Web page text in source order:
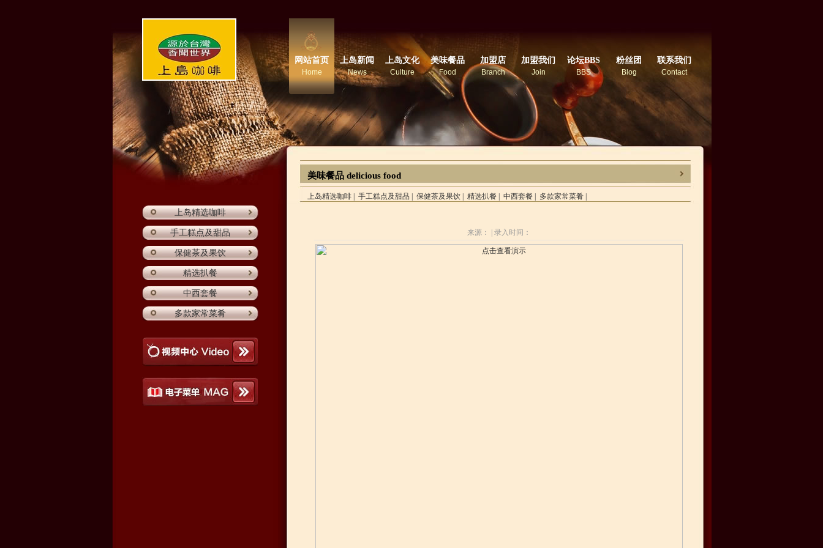
网站首页
Home
上岛新闻
News
上岛文化
Culture
美味餐品
Food
加盟店
Branch
加盟我们
Join
论坛BBS
BBS
粉丝团
Blog
联系我们
Contact
美味餐品 delicious food
上岛精选咖啡 手工糕点及甜品 保健茶及果饮 精选扒餐 中西套餐 多款家常菜肴
上岛精选咖啡
手工糕点及甜品
保健茶及果饮
精选扒餐
中西套餐
多款家常菜肴
来源： | 录入时间：